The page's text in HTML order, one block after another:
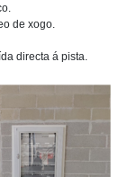
de xogo.
directa á pista.